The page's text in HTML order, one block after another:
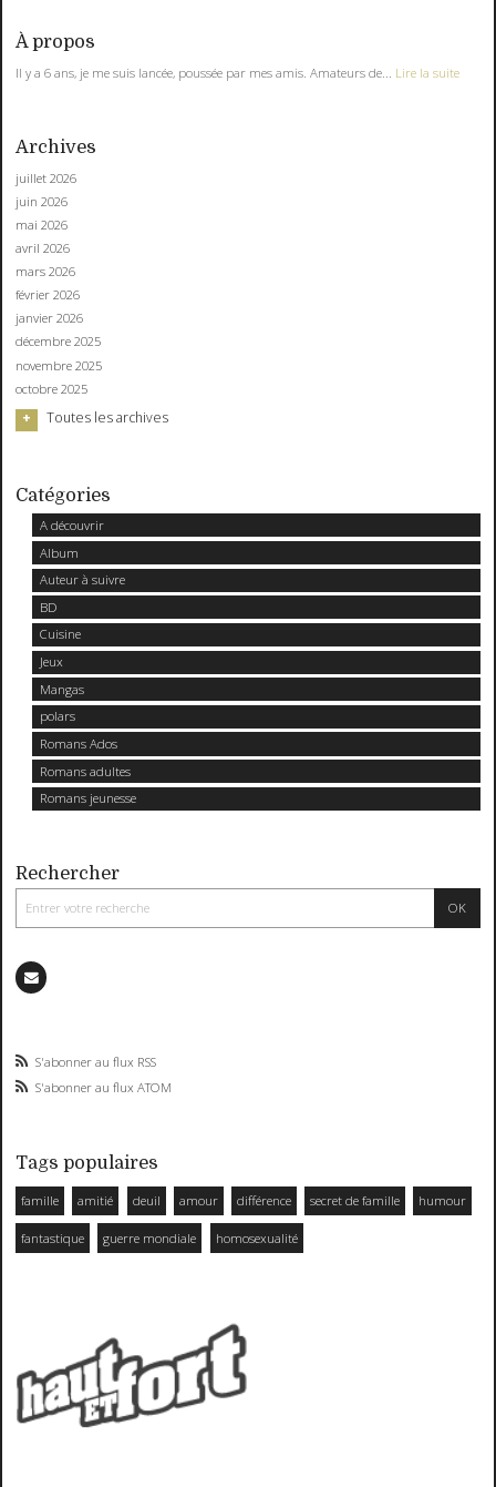
À propos
Il y a 6 ans, je me suis lancée, poussée par mes amis. Amateurs de... Lire la suite
Archives
juillet 2026
juin 2026
mai 2026
avril 2026
mars 2026
février 2026
janvier 2026
décembre 2025
novembre 2025
octobre 2025
Toutes les archives
Catégories
A découvrir
Album
Auteur à suivre
BD
Cuisine
Jeux
Mangas
polars
Romans Ados
Romans adultes
Romans jeunesse
Rechercher
S'abonner au flux RSS
S'abonner au flux ATOM
Tags populaires
famille amitié deuil amour différence secret de famille humour
fantastique guerre mondiale homosexualité